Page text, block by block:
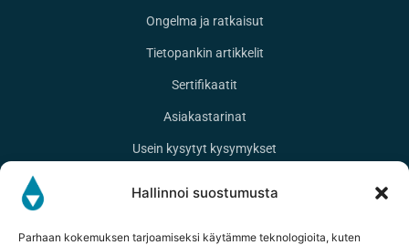
Hallinnoi suostumusta
Parhaan kokemuksen tarjoamiseksi käytämme teknologioita, kuten
Ongelma ja ratkaisut
Tietopankin artikkelit
Sertifikaatit
Asiakastarinat
Usein kysytyt kysymykset
YHTEYSTIEDOT
33950 Pirkkala